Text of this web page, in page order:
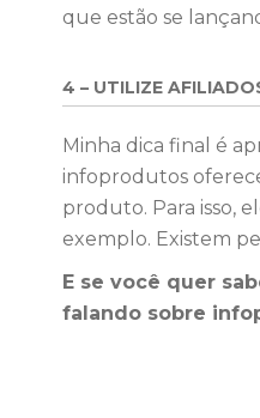
que estão se
4 – UTILIZE
Minha dica final é
infoprodutos
produto. Para isso,
exemplo. Existem
E se você quer
falando sobre